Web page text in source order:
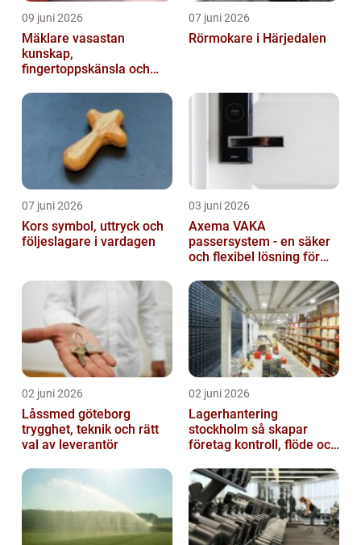
09 juni 2026
Mäklare vasastan
kunskap,
fingertoppskänsla och
07 juni 2026
Rörmokare i Härjedalen
07 juni 2026
Kors symbol, uttryck och
följeslagare i vardagen
03 juni 2026
Axema VAKA
passersystem - en säker
och flexibel lösning för
02 juni 2026
Låssmed göteborg
trygghet, teknik och rätt
val av leverantör
02 juni 2026
Lagerhantering
stockholm så skapar
företag kontroll, flöde och